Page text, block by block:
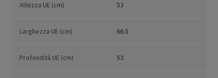
Altezza UE (cm) 53
Larghezza UE (cm) 66.5
Profondità UE (cm) 53